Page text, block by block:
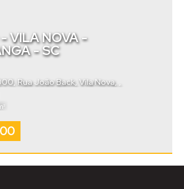
VILA NOVA -
- SC
, Rua João Back, Vila Nova
Catarina,Brasil